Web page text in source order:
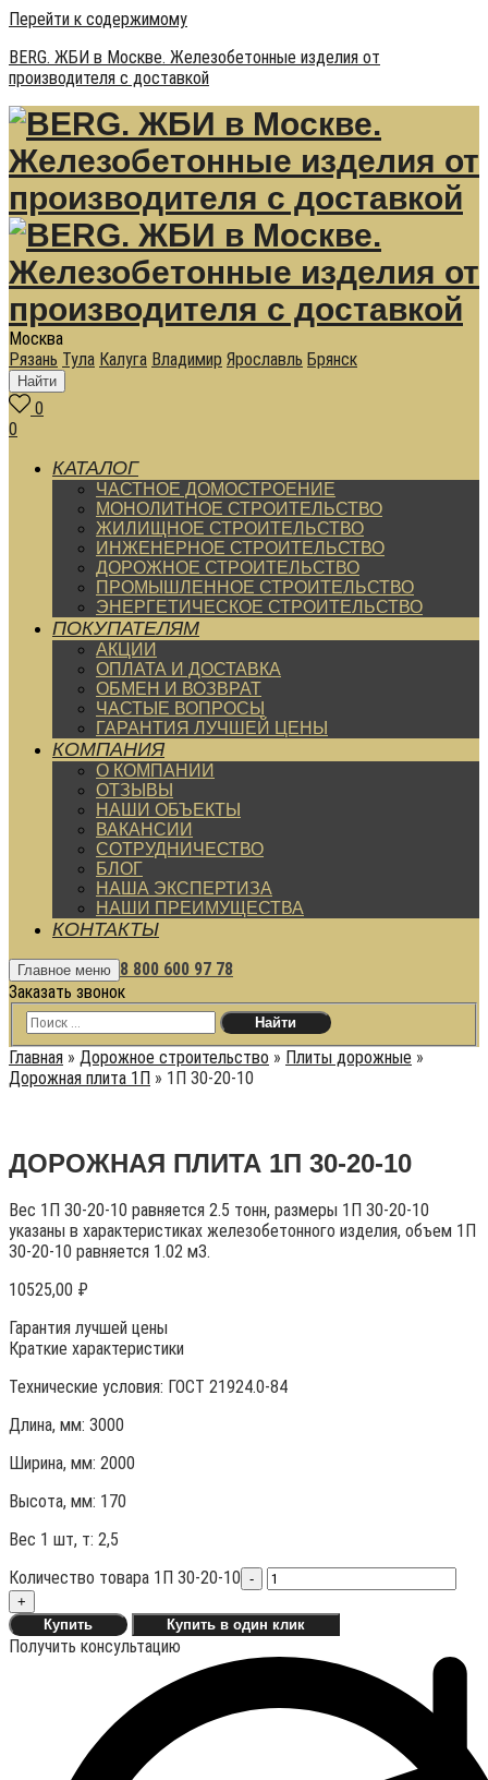
Перейти к содержимому
BERG. ЖБИ в Москве. Железобетонные изделия от
производителя с доставкой
Москва
Рязань Тула Калуга Владимир Ярославль Брянск
Найти
0
0
КАТАЛОГ
ЧАСТНОЕ ДОМОСТРОЕНИЕ
МОНОЛИТНОЕ СТРОИТЕЛЬСТВО
ЖИЛИЩНОЕ СТРОИТЕЛЬСТВО
ИНЖЕНЕРНОЕ СТРОИТЕЛЬСТВО
ДОРОЖНОЕ СТРОИТЕЛЬСТВО
ПРОМЫШЛЕННОЕ СТРОИТЕЛЬСТВО
ЭНЕРГЕТИЧЕСКОЕ СТРОИТЕЛЬСТВО
ПОКУПАТЕЛЯМ
АКЦИИ
ОПЛАТА И ДОСТАВКА
ОБМЕН И ВОЗВРАТ
ЧАСТЫЕ ВОПРОСЫ
ГАРАНТИЯ ЛУЧШЕЙ ЦЕНЫ
КОМПАНИЯ
О КОМПАНИИ
ОТЗЫВЫ
НАШИ ОБЪЕКТЫ
ВАКАНСИИ
СОТРУДНИЧЕСТВО
БЛОГ
НАША ЭКСПЕРТИЗА
НАШИ ПРЕИМУЩЕСТВА
КОНТАКТЫ
Главное меню 8 800 600 97 78
Заказать звонок
Главная » Дорожное строительство » Плиты дорожные »
Дорожная плита 1П » 1П 30-20-10
ДОРОЖНАЯ ПЛИТА 1П 30-20-10
Вес 1П 30-20-10 равняется 2.5 тонн, размеры 1П 30-20-10
указаны в характеристиках железобетонного изделия, объем 1П
30-20-10 равняется 1.02 м3.
10525,00 ₽
Гарантия лучшей цены
Краткие характеристики
Технические условия: ГОСТ 21924.0-84
Длина, мм: 3000
Ширина, мм: 2000
Высота, мм: 170
Вес 1 шт, т: 2,5
Количество товара 1П 30-20-10 -
+
Купить
Купить в один клик
Получить консультацию